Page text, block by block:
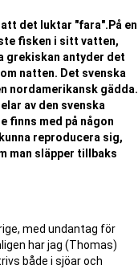
det luktar "fara".På en
fisken i sitt vatten,
grekiskan antyder det
natten. Det svenska
nordamerikansk gädda.
av den svenska
finns med på någon
reproducera sig,
man släpper tillbaks
med undantag för
har jag (Thomas)
både i sjöar och